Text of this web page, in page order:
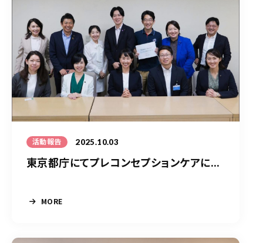
活動報告 2025.10.03
東京都庁にてプレコンセプションケアに...
MORE